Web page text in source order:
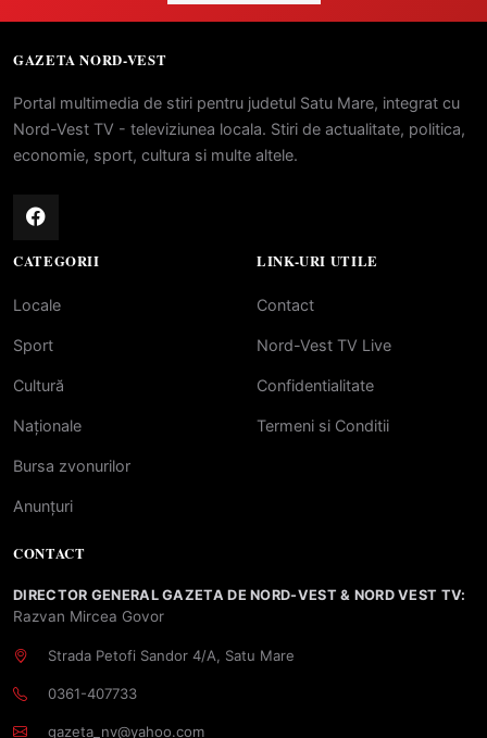
GAZETA NORD-VEST
Portal multimedia de stiri pentru judetul Satu Mare, integrat cu
Nord-Vest TV - televiziunea locala. Stiri de actualitate, politica,
economie, sport, cultura si multe altele.
CATEGORII
Locale
Sport
Cultură
Naționale
Bursa zvonurilor
Anunțuri
LINK-URI UTILE
Contact
Nord-Vest TV Live
Confidentialitate
Termeni si Conditii
CONTACT
DIRECTOR GENERAL GAZETA DE NORD-VEST & NORD VEST TV:
Razvan Mircea Govor
Strada Petofi Sandor 4/A, Satu Mare
0361-407733
gazeta_nv@yahoo.com